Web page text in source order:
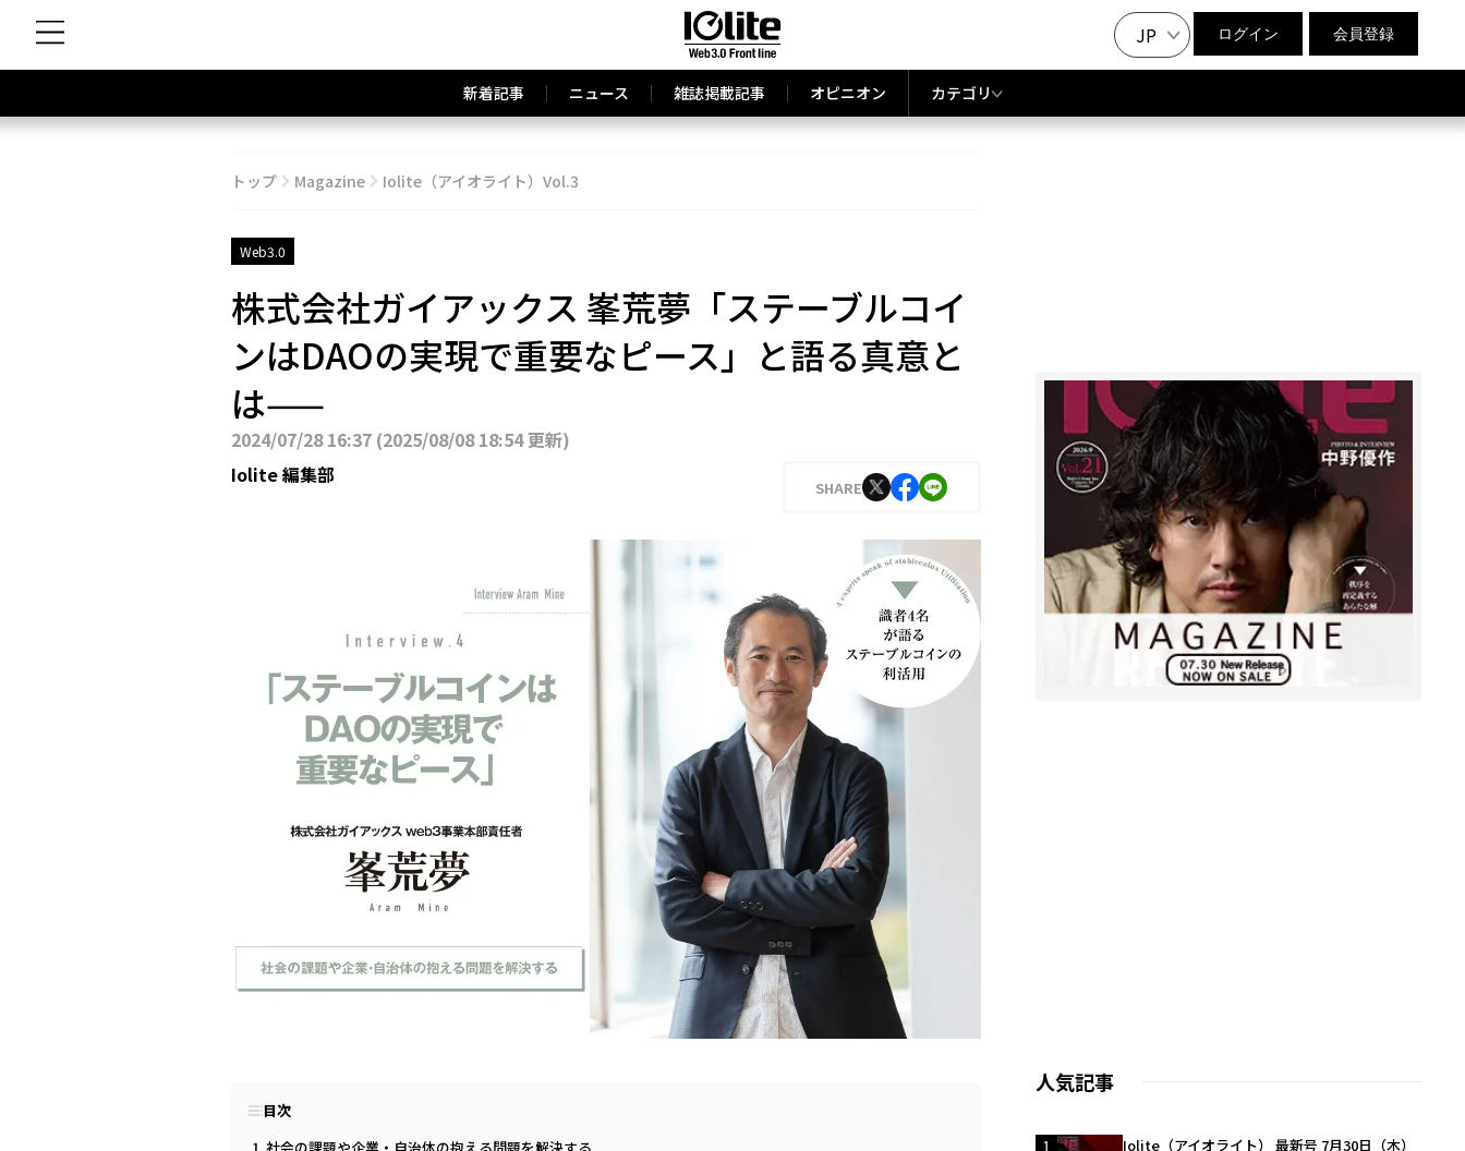
JP ログイン 会員登録
新着記事 ニュース 雑誌掲載記事 オピニオン カテゴリ
トップ Magazine Iolite（アイオライト）Vol.3
Web3.0
株式会社ガイアックス 峯荒夢「ステーブルコイ
ンはDAOの実現で重要なピース」と語る真意と
は——
2024/07/28 16:37(2025/08/08 18:54 更新)
Iolite 編集部
SHARE
目次
人気記事
1
Iolite（アイオライト） 最新号 7月30日（木）